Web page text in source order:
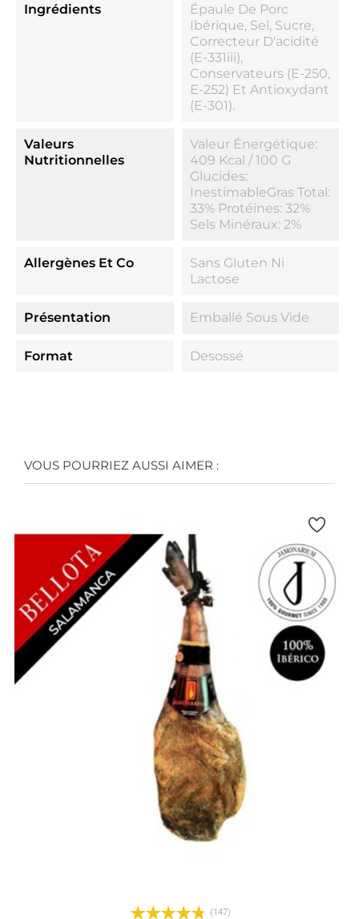
Ingrédients
Épaule De Porc
Ibérique, Sel, Sucre,
Correcteur D'acidité
(E-331iii),
Conservateurs (E-250,
E-252) Et Antioxydant
(E-301).
Valeurs
Nutritionnelles
Valeur Énergétique:
409 Kcal / 100 G
Glucides:
InestimableGras Total:
33% Protéines: 32%
Sels Minéraux: 2%
Allergènes Et Co
Sans Gluten Ni
Lactose
Présentation Emballé Sous Vide
Format Desossé
VOUS POURRIEZ AUSSI AIMER :
(147)